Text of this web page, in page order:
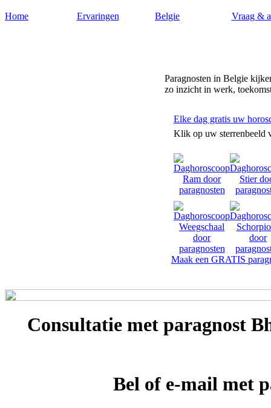
Home Ervaringen Belgie Vraag &
Paragnosten in Belgie
zo inzicht in werk,
Elke dag gratis uw
Klik op uw sterrenbeeld
Maak een GRATIS
Consultatie met paragnost
Bel of e-mail met